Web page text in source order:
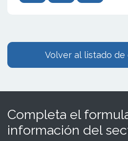
Volver al listado
Completa el
información del